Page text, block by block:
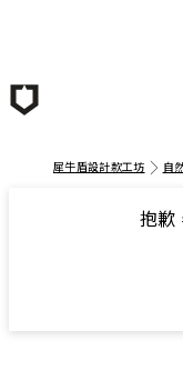
犀牛盾設計款工坊 自
抱歉